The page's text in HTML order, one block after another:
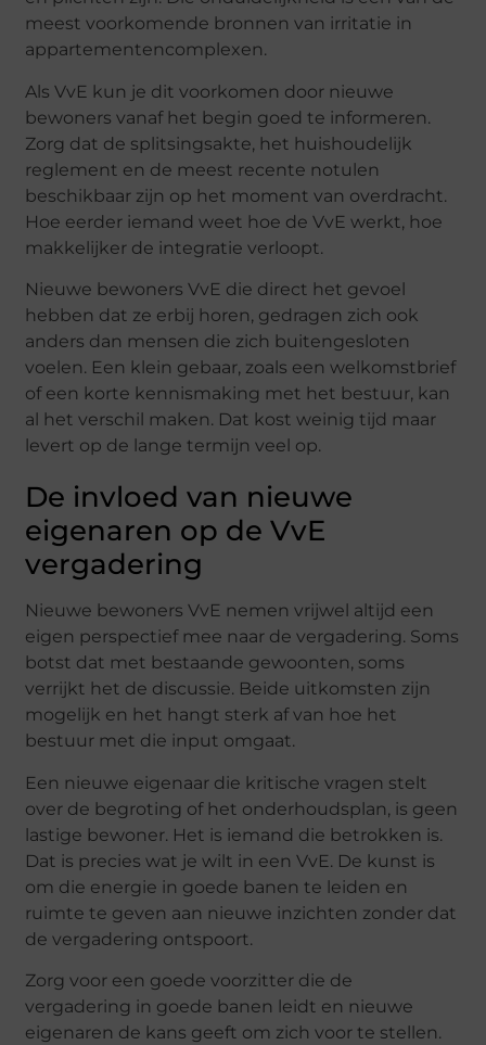
meest voorkomende bronnen van irritatie in
appartementencomplexen.
Als VvE kun je dit voorkomen door nieuwe
bewoners vanaf het begin goed te informeren.
Zorg dat de splitsingsakte, het huishoudelijk
reglement en de meest recente notulen
beschikbaar zijn op het moment van overdracht.
Hoe eerder iemand weet hoe de VvE werkt, hoe
makkelijker de integratie verloopt.
Nieuwe bewoners VvE die direct het gevoel
hebben dat ze erbij horen, gedragen zich ook
anders dan mensen die zich buitengesloten
voelen. Een klein gebaar, zoals een welkomstbrief
of een korte kennismaking met het bestuur, kan
al het verschil maken. Dat kost weinig tijd maar
levert op de lange termijn veel op.
De invloed van nieuwe
eigenaren op de VvE
vergadering
Nieuwe bewoners VvE nemen vrijwel altijd een
eigen perspectief mee naar de vergadering. Soms
botst dat met bestaande gewoonten, soms
verrijkt het de discussie. Beide uitkomsten zijn
mogelijk en het hangt sterk af van hoe het
bestuur met die input omgaat.
Een nieuwe eigenaar die kritische vragen stelt
over de begroting of het onderhoudsplan, is geen
lastige bewoner. Het is iemand die betrokken is.
Dat is precies wat je wilt in een VvE. De kunst is
om die energie in goede banen te leiden en
ruimte te geven aan nieuwe inzichten zonder dat
de vergadering ontspoort.
Zorg voor een goede voorzitter die de
vergadering in goede banen leidt en nieuwe
eigenaren de kans geeft om zich voor te stellen.